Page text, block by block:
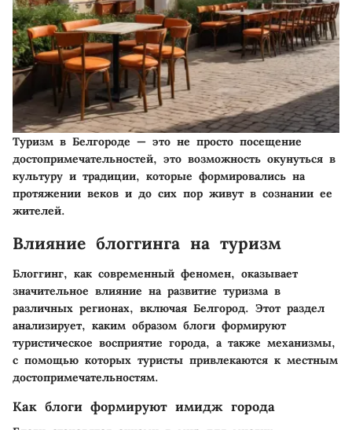
Туризм в Белгороде — это не просто посещение
достопримечательностей, это возможность окунуться в
культуру и традиции, которые формировались на
протяжении веков и до сих пор живут в сознании ее
жителей.
Влияние блоггинга на туризм
Блоггинг, как современный феномен, оказывает
значительное влияние на развитие туризма в
различных регионах, включая Белгород. Этот раздел
анализирует, каким образом блоги формируют
туристическое восприятие города, а также механизмы,
с помощью которых туристы привлекаются к местным
достопримечательностям.
Как блоги формируют имидж города